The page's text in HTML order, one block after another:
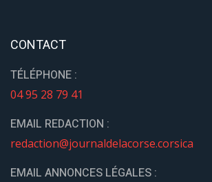
CONTACT
TÉLÉPHONE :
04 95 28 79 41
EMAIL REDACTION :
redaction@journaldelacorse.corsica
EMAIL ANNONCES LÉGALES :